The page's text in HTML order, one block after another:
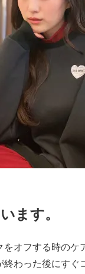
ます。
オフする時のケ
わった後にすぐ